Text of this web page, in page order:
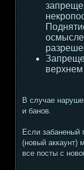
верхнем
В случае
и банов.
Если забаненый
(новый аккаунт)
все посты с